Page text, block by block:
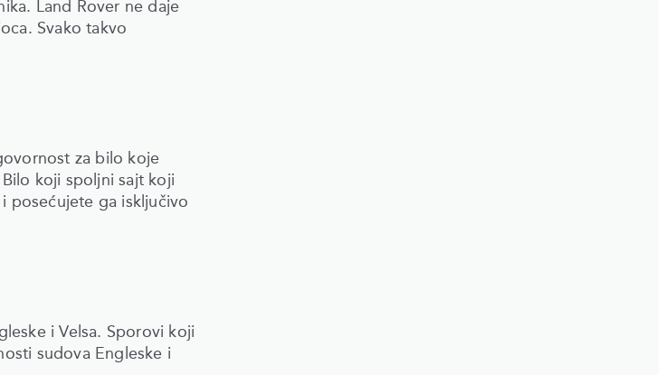
Land Rover ne daje
Svako takvo
za bilo koje
koji spoljni sajt koji
posećujete ga isključivo
i Velsa. Sporovi koji
sudova Engleske i